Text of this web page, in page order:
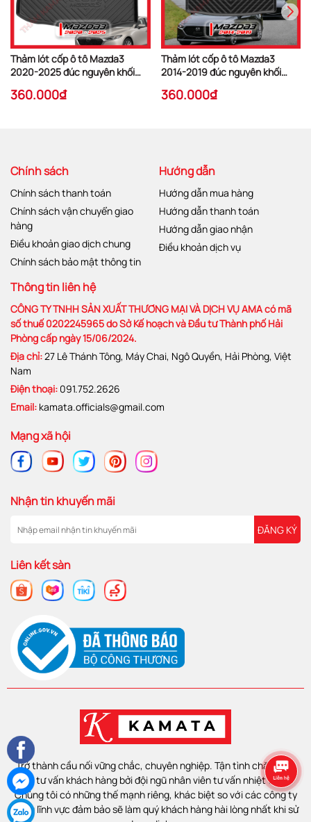
Thảm lót cốp ô tô Mazda3
2020-2025 đúc nguyên khối
360.000₫
Thảm lót cốp ô tô Mazda3
2014-2019 đúc nguyên khối
360.000₫
Chính sách
Chính sách thanh toán
Chính sách vận chuyển giao
hàng
Điều khoản giao dịch chung
Chính sách bảo mật thông tin
Hướng dẫn
Hướng dẫn mua hàng
Hướng dẫn thanh toán
Hướng dẫn giao nhận
Điều khoản dịch vụ
Thông tin liên hệ
CÔNG TY TNHH SẢN XUẤT THƯƠNG MẠI VÀ DỊCH VỤ AMA có mã
số thuế 0202245965 do Sở Kế hoạch và Đầu tư Thành phố Hải
Phòng cấp ngày 15/06/2024.
Địa chỉ:27 Lê Thánh Tông, Máy Chai, Ngô Quyền, Hải Phòng, Việt
Nam
Điện thoại: 091.752.2626
Email: kamata.officials@gmail.com
Mạng xã hội
Nhận tin khuyến mãi
ĐĂNG KÝ
Liên kết sàn
Trở thành cầu nối vững chắc, chuyên nghiệp. Tận tình chăm sóc
và tư vấn khách hàng bởi đội ngũ nhân viên tư vấn nhiệt tình.
Chúng tôi có những thế mạnh riêng, khác biệt so với các công ty
cùng lĩnh vực đảm bảo sẽ làm quý khách hàng hài lòng nhất khi sử